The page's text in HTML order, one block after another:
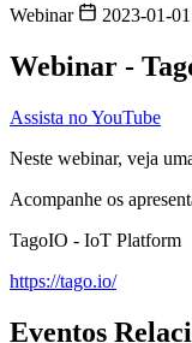
Webinar 2023-01-01
Webinar -
Assista no YouTube
Neste webinar, veja
Acompanhe os
TagoIO - IoT Platform
https://tago.io/
Eventos